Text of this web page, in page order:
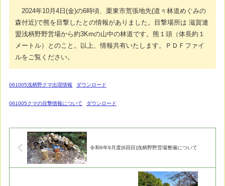
2024年10月4日(金)の6時頃、栗東市荒張地先(道々林道めぐみの
森付近)で熊を目撃したとの情報がありました。目撃場所は 滋賀連
盟浅柄野野営場から約3Kmの山中の林道です。熊１頭（体長約１
メートル）とのこと。以上、情報共有いたします。ＰＤＦファイ
ルをご覧ください。
061005浅柄野クマ出現情報 ダウンロード
061005クマの目撃情報について ダウンロード
令和6年9月度(6回目)浅柄野野営場整備について